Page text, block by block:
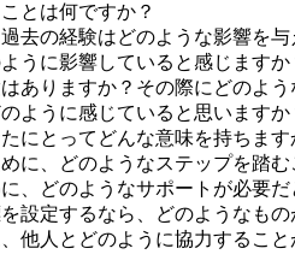
とは何ですか？
去の経験はどのような影響を与
うに影響していると感じますか
ありますか？その際にどのよう
ように感じていると思いますか
にとってどんな意味を持ちます
に、どのようなステップを踏
、どのようなサポートが必要だ
設定するなら、どのようなもの
他人とどのように協力すること